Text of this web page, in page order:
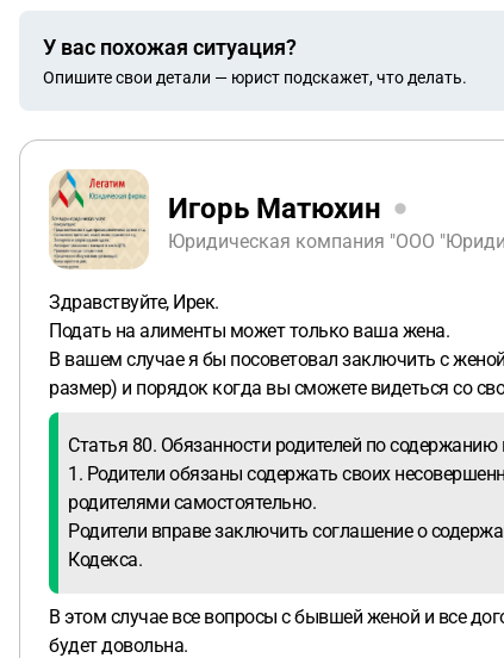
У вас похожая ситуация?
Опишите свои детали — юрист подскажет, что делать.
Игорь Матюхин
Юридическая компания "ООО
Здравствуйте, Ирек.
Подать на алименты может только ваша жена.
В вашем случае я бы посоветовал заключить с
размер) и порядок когда вы сможете видеться со
Статья 80. Обязанности родителей по содержанию
1. Родители обязаны содержать своих
родителями самостоятельно.
Родители вправе заключить соглашение о
Кодекса.
В этом случае все вопросы с бывшей женой и все
будет довольна.